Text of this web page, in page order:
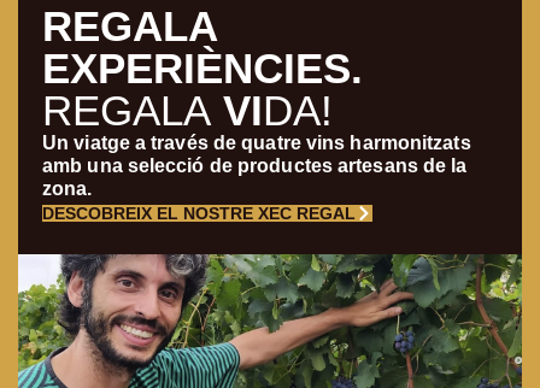
REGALA
EXPERIÈNCIES.
REGALA VIDA!
Un viatge a través de quatre vins harmonitzats
amb una selecció de productes artesans de la
zona.
DESCOBREIX EL NOSTRE XEC REGAL